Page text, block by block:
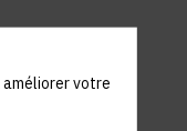
votre